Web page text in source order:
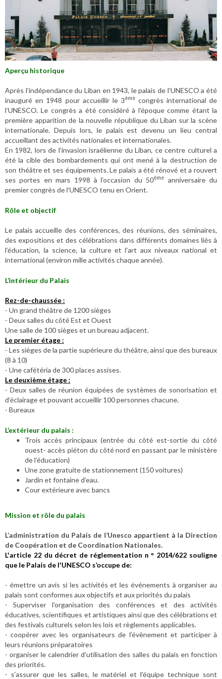
Aperçu historique
Après l’indépendance du Liban en 1943, le palais de l’UNESCO a été
inauguré en 1948 pour accueillir le 3ème congrès international de
l’UNESCO. Le congrès a été considéré à l’époque comme étant la
première apparition de la nouvelle république du Liban sur la scène
internationale. Depuis lors, le palais est devenu un lieu central
accueillant des activités nationales et internationales.
En 1982, lors de l’invasion israélienne du Liban, ce centre culturel a
été la cible des bombardements qui ont mené à la destruction de
son théâtre et ses équipements. Le palais a été rénové et a rouvert
ses portes en mars 1998 à l’occasion du 50ème
anniversaire du
premier congrès de l’UNESCO tenu en Orient.
Rôle et objectif
Le palais accueille des conférences, des réunions, des séminaires,
des expositions et des célébrations dans différents domaines liés à
l’éducation, la science, la culture et l’art aux niveaux national et
international (environ mille activités chaque année).
L’intérieur du Palais
Rez-de-chaussée :
- Un grand théâtre de 1200 sièges
- Deux salles du côté Est et Ouest
Une salle de 100 sièges et un bureau adjacent.
Le premier étage :
- Les sièges de la partie supérieure du théâtre, ainsi que des bureaux
(8 à 10)
- Une cafétéria de 300 places assises.
Le deuxième étage :
- Deux salles de réunion équipées de systèmes de sonorisation et
d’éclairage et pouvant accueillir 100 personnes chacune.
- Bureaux
L’extérieur du palais :
Trois accès principaux (entrée du côté est-sortie du côté
ouest- accès piéton du côté nord en passant par le ministère
de l’éducation)
Une zone gratuite de stationnement (150 voitures)
Jardin et fontaine d’eau.
Cour extérieure avec bancs
Mission et rôle du palais
L’administration du Palais de l’Unesco appartient à la Direction
de Coopération et de Coordination Nationales.
L'article 22 du décret de réglementation n ° 2014/622 souligne
que le Palais de l'UNESCO s’occupe de:
- émettre un avis si les activités et les événements à organiser au
palais sont conformes aux objectifs et aux priorités du palais
- Superviser l’organisation des conférences et des activités
éducatives, scientifiques et artistiques ainsi que des célébrations et
des festivals culturels selon les lois et règlements applicables.
- coopérer avec les organisateurs de l’évènement et participer à
leurs réunions préparatoires
- organiser le calendrier d’utilisation des salles du palais en fonction
des priorités.
- s’assurer que les salles, le matériel et l'équipe technique sont